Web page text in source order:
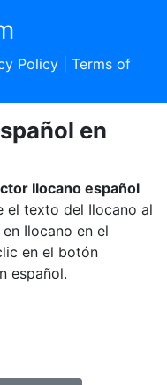
Policy| Terms of
en
Ilocano español
el texto del Ilocano al
Ilocano en el
en el botón
español.